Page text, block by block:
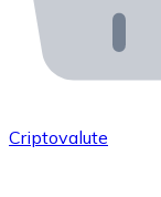
API Bitnovo
Integra la
Unisciti alla
Criptovalute